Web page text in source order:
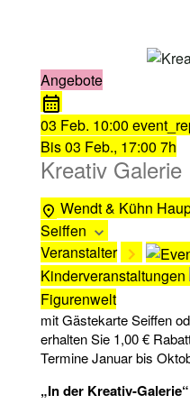
Angebote
03 Feb. 10:00
Bis03 Feb., 17:00 7h
Kreativ Galerie
Wendt & Kühn
Seiffen
Veranstalter
Kinderveranstaltungen
Figurenwelt
mit Gästekarte Seiffen
erhalten Sie 1,00 €
Termine Januar bis
„In der Kreativ-Galerie“